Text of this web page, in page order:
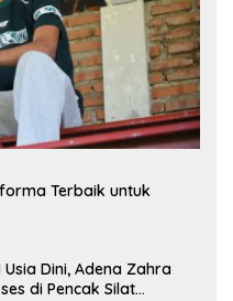
Terbaik untuk
Dini, Adena Zahra
di Pencak Silat